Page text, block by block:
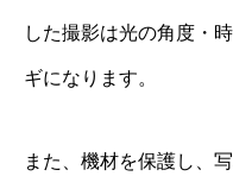
した撮影は光の角度・
ギになります。
また、機材を保護し、